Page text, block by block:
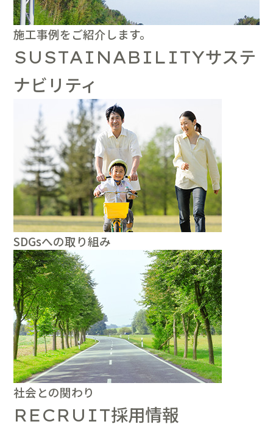
施工事例をご紹介します。
SUSTAINABILITYサステ
ナビリティ
SDGsへの取り組み
社会との関わり
RECRUIT採用情報